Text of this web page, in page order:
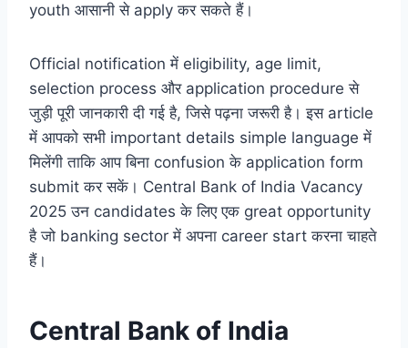
youth आसानी से apply कर सकते हैं।
Official notification में eligibility, age limit,
selection process और application procedure से
जुड़ी पूरी जानकारी दी गई है, जिसे पढ़ना जरूरी है। इस article
में आपको सभी important details simple language में
मिलेंगी ताकि आप बिना confusion के application form
submit कर सकें। Central Bank of India Vacancy
2025 उन candidates के लिए एक great opportunity
है जो banking sector में अपना career start करना चाहते
हैं।
Central Bank of India